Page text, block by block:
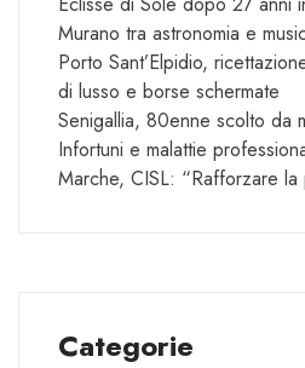
Murano tra astronomia e
Porto Sant’Elpidio,
di lusso e borse schermate
Senigallia, 80enne scolto da
Infortuni e malattie
Marche, CISL: “Rafforzare la
Categorie